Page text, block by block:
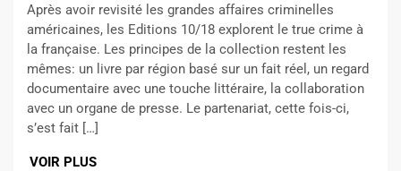
Après avoir revisité les grandes affaires criminelles
américaines, les Editions 10/18 explorent le true crime à
la française. Les principes de la collection restent les
mêmes: un livre par région basé sur un fait réel, un regard
documentaire avec une touche littéraire, la collaboration
avec un organe de presse. Le partenariat, cette fois-ci,
s’est fait […]
VOIR PLUS